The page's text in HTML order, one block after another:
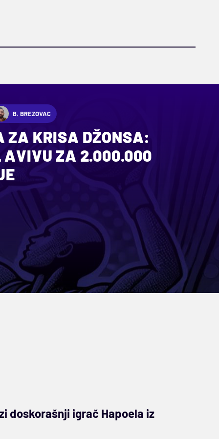
B. BREZOVAC
ZA KRISA DŽONSA:
AVIVU ZA 2.000.000
doskorašnji igrač Hapoela iz